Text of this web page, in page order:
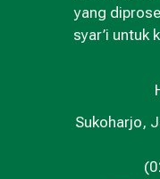
yang
syar’i untuk
Sukoharjo,